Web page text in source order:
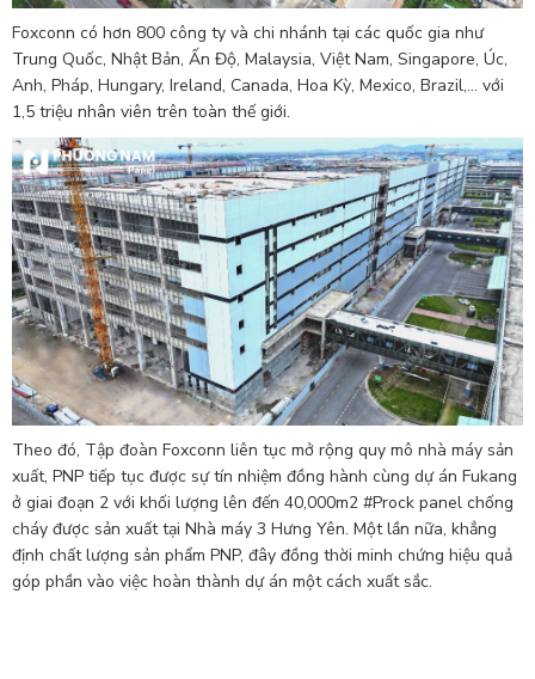
Foxconn có hơn 800 công ty và chi nhánh tại các quốc gia như
Trung Quốc, Nhật Bản, Ấn Độ, Malaysia, Việt Nam, Singapore, Úc,
Anh, Pháp, Hungary, Ireland, Canada, Hoa Kỳ, Mexico, Brazil,... với
1,5 triệu nhân viên trên toàn thế giới.
Theo đó, Tập đoàn Foxconn liên tục mở rộng quy mô nhà máy sản
xuất, PNP tiếp tục được sự tín nhiệm đồng hành cùng dự án Fukang
ở giai đoạn 2 với khối lượng lên đến 40,000m2 #Prock panel chống
cháy được sản xuất tại Nhà máy 3 Hưng Yên. Một lần nữa, khẳng
định chất lượng sản phẩm PNP, đây đồng thời minh chứng hiệu quả
góp phần vào việc hoàn thành dự án một cách xuất sắc.